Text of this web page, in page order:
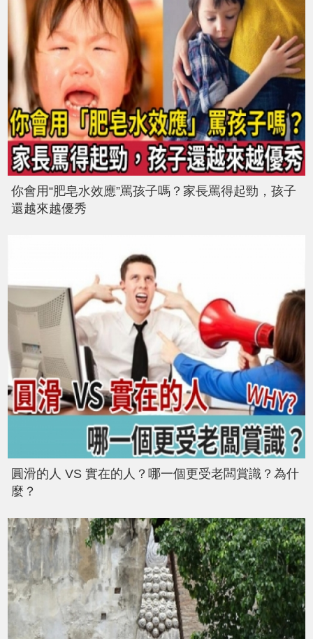
你會用“肥皂水效應”罵孩子嗎？家長罵得起勁，孩子
還越來越優秀
圓滑的人 VS 實在的人？哪一個更受老闆賞識？為什
麼？